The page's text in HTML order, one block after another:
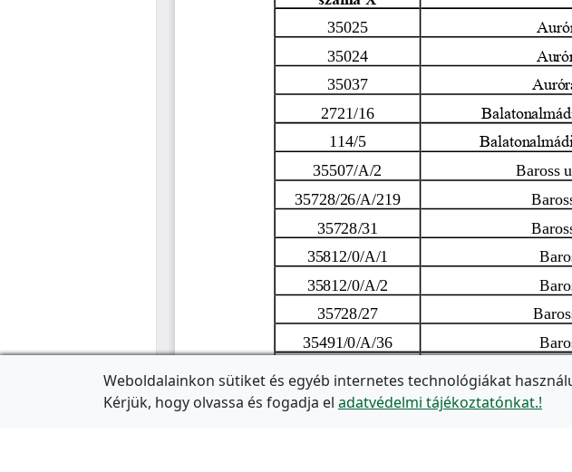
Weboldalainkon sütiket és egyéb internetes technológiákat
Kérjük, hogy olvassa és fogadja el adatvédelmi tájékoztatónkat.!